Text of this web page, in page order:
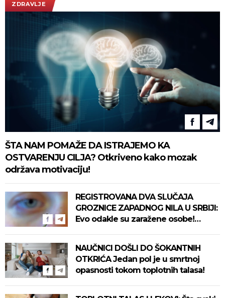
ZDRAVLJE
ŠTA NAM POMAŽE DA ISTRAJEMO KA
OSTVARENJU CILJA? Otkriveno kako mozak
održava motivaciju!
REGISTROVANA DVA SLUČAJA
GROZNICE ZAPADNOG NILA U SRBIJI:
Evo odakle su zaražene osobe!
NAUČNICI DOŠLI DO ŠOKANTNIH
OTKRIĆA Jedan pol je u smrtnoj
opasnosti tokom toplotnih talasa!